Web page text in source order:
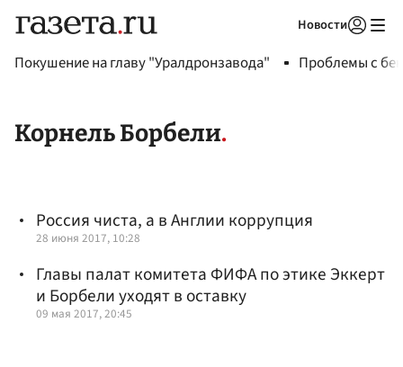
Новости
Покушение на главу "Уралдронзавода" Проблемы с
Корнель Борбели
Россия чиста, а в Англии коррупция
28 июня 2017, 10:28
Главы палат комитета ФИФА по этике Эккерт
и Борбели уходят в оставку
09 мая 2017, 20:45